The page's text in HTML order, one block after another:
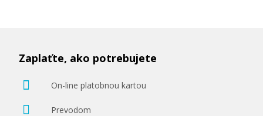
Zaplaťte, ako potrebujete
On-line platobnou kartou
Prevodom